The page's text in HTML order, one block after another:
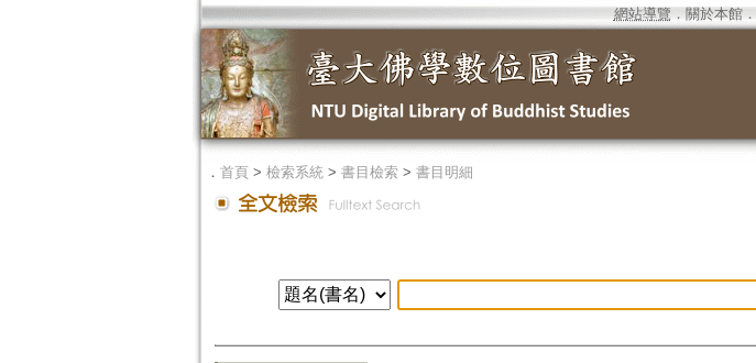
網站導覽 ． 關於本館．
． 首頁> 檢索系統> 書目檢索> 書目明細